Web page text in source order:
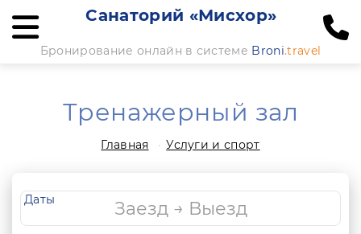
Санаторий «Мисхор»
Бронирование онлайн в системе Broni.travel
Тренажерный зал
Главная Услуги и спорт
Даты